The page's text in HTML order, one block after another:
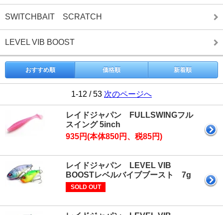
SWITCHBAIT SCRATCH
LEVEL VIB BOOST
おすすめ順 価格順 新着順
1-12 / 53 次のページへ
レイドジャパン FULLSWINGフル
スイング 5inch
935円(本体850円、税85円)
レイドジャパン LEVEL VIB
BOOSTレベルバイブブースト 7g
SOLD OUT